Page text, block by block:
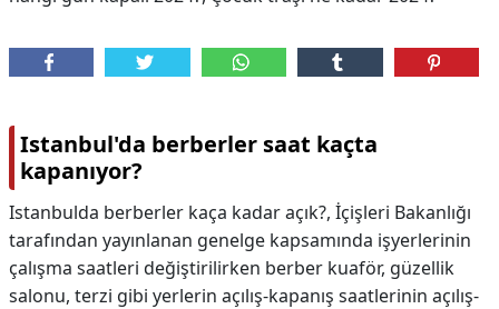
Istanbul'da berberler saat kaçta
kapanıyor?
Istanbulda berberler kaça kadar açık?, İçişleri Bakanlığı
tarafından yayınlanan genelge kapsamında işyerlerinin
çalışma saatleri değiştirilirken berber kuaför, güzellik
salonu, terzi gibi yerlerin açılış-kapanış saatlerinin açılış-